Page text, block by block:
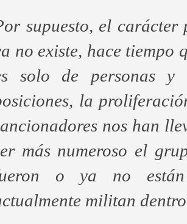
supuesto, el
no existe, hace tiempo
solo de personas
la
nos han
más numeroso el
o ya no
militan